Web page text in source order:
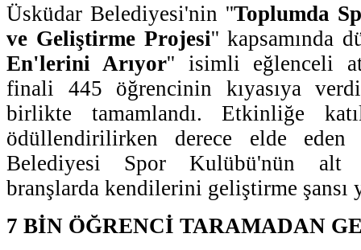
Üsküdar Belediyesi'nin ''Toplumda
ve Geliştirme Projesi'' kapsamında
En'lerini Arıyor'' isimli eğlenceli
finali 445 öğrencinin kıyasıya
birlikte tamamlandı. Etkinliğe
ödüllendirilirken derece elde eden
Belediyesi Spor Kulübü'nün alt
branşlarda kendilerini geliştirme şansı
7 BİN ÖĞRENCİ TARAMADAN